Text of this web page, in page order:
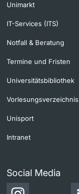
Unimarkt
IT-Services (ITS)
Notfall & Beratung
Termine und Fristen
Universitätsbibliothek
Vorlesungsverzeichnis
Unisport
Intranet
Social Media